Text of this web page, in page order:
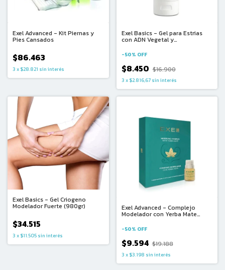
Exel Advanced - Kit Piernas y
Pies Cansados
$86.463
3 x $28.821 sin interés
Exel Basics - Gel para Estrias
con ADN Vegetal y
-50% OFF
$8.450 $16.900
3 x $2.816,67 sin interés
Exel Basics - Gel Criogeno
Modelador Fuerte (980gr)
$34.515
3 x $11.505 sin interés
Exel Advanced - Complejo
Modelador con Yerba Mate
amp. x 12ml)
-50% OFF
$9.594 $19.188
3 x $3.198 sin interés